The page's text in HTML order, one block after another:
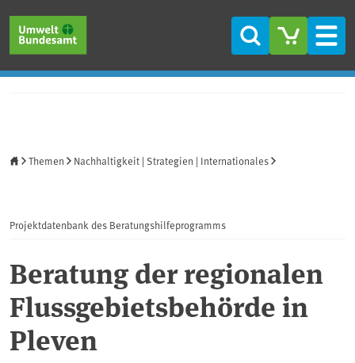
Suche
Themen Nachhaltigkeit | Strategien | Internationales
Projektdatenbank des Beratungshilfeprogramms
Beratung der regionalen
Flussgebietsbehörde in
Pleven